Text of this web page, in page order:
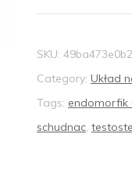
SKU:
Category: Układ
Tags: endomorfik
schudnac,